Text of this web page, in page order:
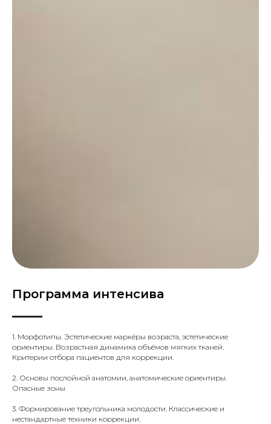
Программа интенсива
1. Морфотипы. Эстетические маркёры возраста, эстетические
ориентиры. Возрастная динамика объёмов мягких тканей.
Критерии отбора пациентов для коррекции.
2. Основы послойной анатомии, анатомические ориентиры.
Опасные зоны
3. Формирование треугольника молодости. Классические и
нестандартные техники коррекции.